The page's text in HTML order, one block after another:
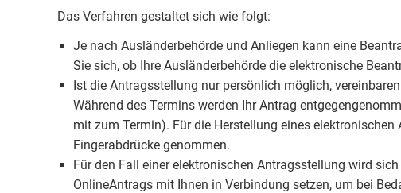
Das Verfahren gestaltet sich wie folgt:
Je nach Ausländerbehörde und Anliegen kann eine
Sie sich, ob Ihre Ausländerbehörde die elektronische
Ist die Antragsstellung nur persönlich möglich,
Während des Termins werden Ihr Antrag
mit zum Termin). Für die Herstellung eines
Fingerabdrücke genommen.
Für den Fall einer elektronischen Antragsstellung wird
OnlineAntrags mit Ihnen in Verbindung setzen, um bei